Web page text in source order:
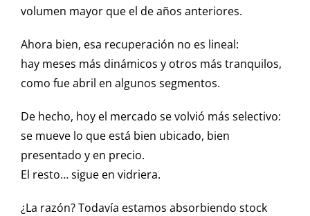
volumen mayor que el de años anteriores.
Ahora bien, esa recuperación no es lineal:
hay meses más dinámicos y otros más tranquilos,
como fue abril en algunos segmentos.
De hecho, hoy el mercado se volvió más selectivo:
se mueve lo que está bien ubicado, bien
presentado y en precio.
El resto… sigue en vidriera.
¿La razón? Todavía estamos absorbiendo stock